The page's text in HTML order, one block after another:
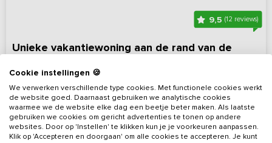
9,5(12 reviews)
Unieke vakantiewoning aan de rand van de
Noord-Brabant, omgeving Grave
3 - 8 4 1 2
Bekijk details
Cookie instellingen 🍪
We verwerken verschillende type cookies. Met functionele cookies werkt
de website goed. Daarnaast gebruiken we analytische cookies
waarmee we de website elke dag een beetje beter maken. Als laatste
gebruiken we cookies om gericht advertenties te tonen op andere
websites. Door op 'Instellen' te klikken kun je je voorkeuren aanpassen.
Klik op 'Accepteren en doorgaan' om alle cookies te accepteren. Je kunt